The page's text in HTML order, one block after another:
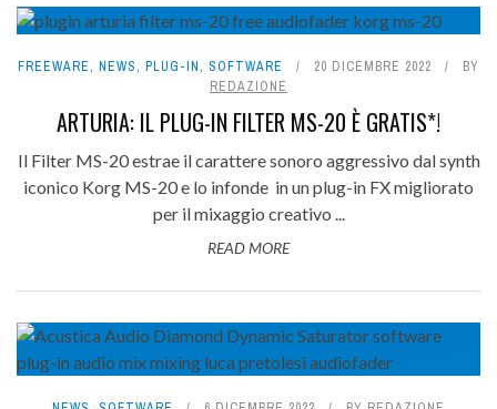
FREEWARE, NEWS, PLUG-IN, SOFTWARE 20 DICEMBRE 2022
BY
REDAZIONE
ARTURIA: IL PLUG-IN FILTER MS-20 È GRATIS*!
Il Filter MS-20 estrae il carattere sonoro aggressivo dal synth
iconico Korg MS-20 e lo infonde in un plug-in FX migliorato
per il mixaggio creativo ...
READ MORE